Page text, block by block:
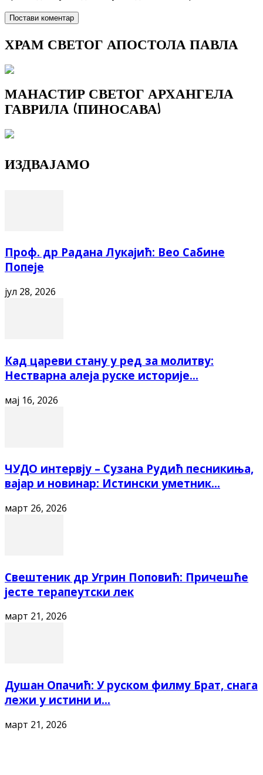
ХРАМ СВЕТОГ АПОСТОЛА ПАВЛА
МАНАСТИР СВЕТОГ АРХАНГЕЛА
ГАВРИЛА (ПИНОСАВА)
ИЗДВАЈАМО
Проф. др Радана Лукајић: Вео Сабине
Попеје
јул 28, 2026
Кад цареви стану у ред за молитву:
Нестварна алеја руске историје...
мај 16, 2026
ЧУДО интервју – Сузана Рудић песникиња,
вајар и новинар: Истински уметник...
март 26, 2026
Свештеник др Угрин Поповић: Причешће
јесте терапеутски лек
март 21, 2026
Душан Опачић: У руском филму Брат, снага
лежи у истини и...
март 21, 2026